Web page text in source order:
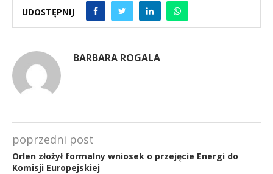
UDOSTĘPNIJ
BARBARA ROGALA
poprzedni post
Orlen złożył formalny wniosek o przejęcie Energi do
Komisji Europejskiej